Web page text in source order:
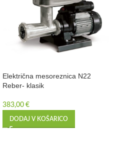
Električna mesoreznica N22
Reber- klasik
383,00 €
DODAJ V KOŠARICO